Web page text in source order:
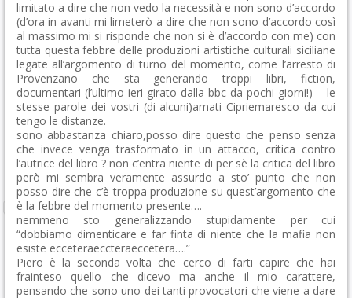
limitato a dire che non vedo la necessità e non sono d’accordo
(d’ora in avanti mi limeterò a dire che non sono d’accordo così
al massimo mi si risponde che non si è d’accordo con me) con
tutta questa febbre delle produzioni artistiche culturali siciliane
legate all’argomento di turno del momento, come l’arresto di
Provenzano che sta generando troppi libri, fiction,
documentari (l’ultimo ieri girato dalla bbc da pochi giorni!) – le
stesse parole dei vostri (di alcuni)amati Cipriemaresco da cui
tengo le distanze.
sono abbastanza chiaro,posso dire questo che penso senza
che invece venga trasformato in un attacco, critica contro
l’autrice del libro ? non c’entra niente di per sè la critica del libro
però mi sembra veramente assurdo a sto’ punto che non
posso dire che c’è troppa produzione su quest’argomento che
è la febbre del momento presente….
nemmeno sto generalizzando stupidamente per cui
“dobbiamo dimenticare e far finta di niente che la mafia non
esiste ecceteraeccteraeccetera….”
Piero è la seconda volta che cerco di farti capire che hai
frainteso quello che dicevo ma anche il mio carattere,
pensando che sono uno dei tanti provocatori che viene a dare